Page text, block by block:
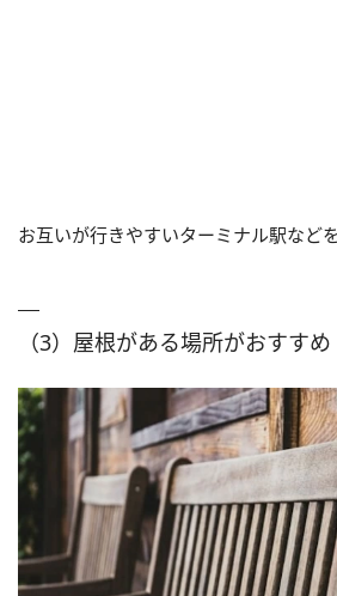
お互いが行きやすいターミナル駅など
（3）屋根がある場所がおすすめ